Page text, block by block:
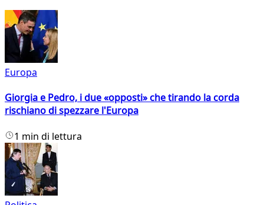
Europa
Giorgia e Pedro, i due «opposti» che tirando la corda
rischiano di spezzare l'Europa
1 min di lettura